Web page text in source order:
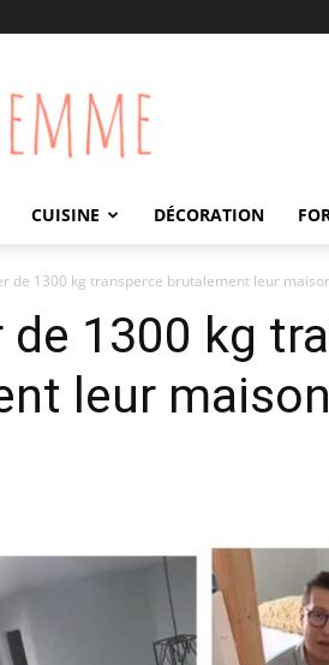
Femme
CUISINE DÉCORATION
de 1300 kg transperce brutalement leur
de 1300 kg
leur